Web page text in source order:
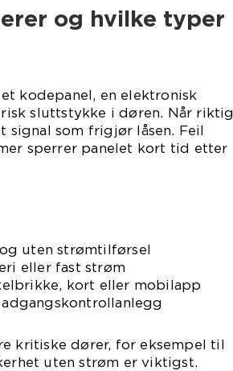
og hvilke typer
kodepanel, en elektronisk
sluttstykke i døren. Når riktig
signal som frigjør låsen. Feil
sperrer panelet kort tid etter
uten strømtilførsel
eller fast strøm
kort eller mobilapp
kritiske dører, for eksempel til
uten strøm er viktigst.